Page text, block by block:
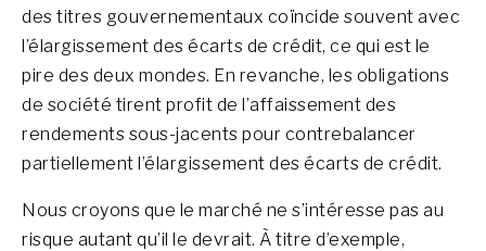
des titres gouvernementaux coïncide souvent avec
l’élargissement des écarts de crédit, ce qui est le
pire des deux mondes. En revanche, les obligations
de société tirent profit de l’affaissement des
rendements sous-jacents pour contrebalancer
partiellement l’élargissement des écarts de crédit.
Nous croyons que le marché ne s’intéresse pas au
risque autant qu’il le devrait. À titre d’exemple,